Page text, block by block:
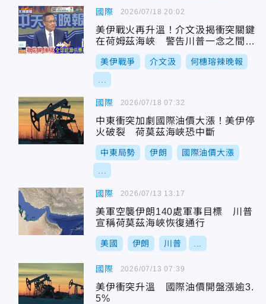
國際
美伊戰火再升溫！介文汲揭衝突關鍵
在荷姆茲海峽 警告川普一念之間恐
擴大戰局
美伊戰爭 介文汲 何橞瑢辣晚報
2026/07/18 20:02
國際
中東衝突加劇國際油價大漲！美伊停
火破裂 荷莫茲海峽恐中斷
中東局勢 伊朗 國際油價大漲
2026/07/18 07:32
國際
美軍空襲伊朗140處軍事目標 川普
宣稱荷莫茲海峽恢復通行
美國 伊朗 川普
2026/07/13 13:17
國際
美伊衝突升溫 國際油價開盤漲逾3.
5%
2026/07/13 07:39